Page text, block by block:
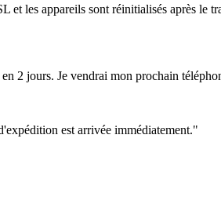
et les appareils sont réinitialisés après le
2 jours. Je vendrai mon prochain
est arrivée immédiatement."